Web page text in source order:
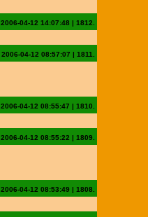
2006-04-12 14:07:48 | 1812.
2006-04-12 08:57:07 | 1811.
2006-04-12 08:55:47 | 1810.
2006-04-12 08:55:22 | 1809.
2006-04-12 08:53:49 | 1808.